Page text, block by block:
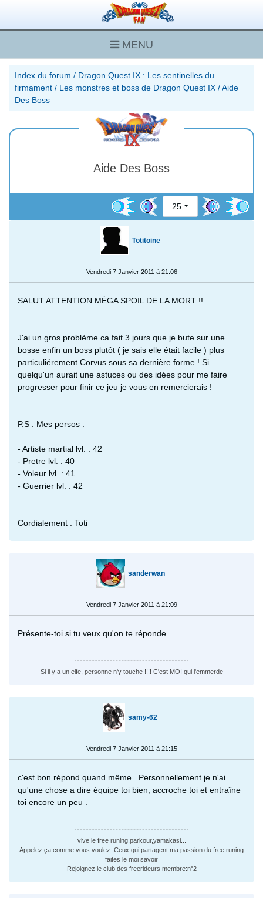
MENU
Index du forum / Dragon Quest IX : Les sentinelles du
firmament / Les monstres et boss de Dragon Quest IX /Aide
Des Boss
Aide Des Boss
25
Totitoine
Vendredi 7 Janvier 2011 à 21:06
SALUT ATTENTION MÉGA SPOIL DE LA MORT !!
J'ai un gros problème ca fait 3 jours que je bute sur une
bosse enfin un boss plutôt ( je sais elle était facile ) plus
particuliérement Corvus sous sa dernière forme ! Si
quelqu'un aurait une astuces ou des idées pour me faire
progresser pour finir ce jeu je vous en remercierais !
P.S : Mes persos :
- Artiste martial lvl. : 42
- Pretre lvl. : 40
- Voleur lvl. : 41
- Guerrier lvl. : 42
Cordialement : Toti
sanderwan
Vendredi 7 Janvier 2011 à 21:09
Présente-toi si tu veux qu'on te réponde
Si il y a un elfe, personne n'y touche !!!! C'est MOI qui l'emmerde
samy-62
Vendredi 7 Janvier 2011 à 21:15
c'est bon répond quand même . Personnellement je n'ai
qu'une chose a dire équipe toi bien, accroche toi et entraîne
toi encore un peu .
vive le free runing,parkour,yamakasi...
Appelez ça comme vous voulez. Ceux qui partagent ma passion du free runing
faites le moi savoir
Rejoignez le club des freerideurs membre:n°2